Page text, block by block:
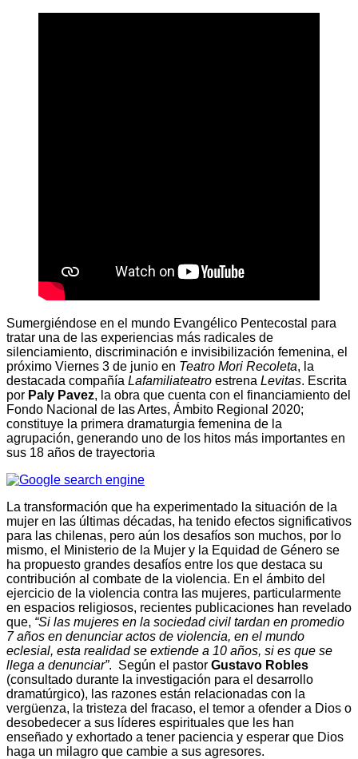
Sumergiéndose en el mundo Evangélico Pentecostal para
tratar una de las experiencias más radicales de
silenciamiento, discriminación e invisibilización femenina, el
próximo Viernes 3 de junio en Teatro Mori Recoleta, la
destacada compañía Lafamiliateatro estrena Levitas. Escrita
por Paly Pavez, la obra que cuenta con el financiamiento del
Fondo Nacional de las Artes, Ámbito Regional 2020;
constituye la primera dramaturgia femenina de la
agrupación, generando uno de los hitos más importantes en
sus 18 años de trayectoria
La transformación que ha experimentado la situación de la
mujer en las últimas décadas, ha tenido efectos significativos
para las chilenas, pero aún los desafíos son muchos, por lo
mismo, el Ministerio de la Mujer y la Equidad de Género se
ha propuesto grandes desafíos entre los que destaca su
contribución al combate de la violencia. En el ámbito del
ejercicio de la violencia contra las mujeres, particularmente
en espacios religiosos, recientes publicaciones han revelado
que, “Si las mujeres en la sociedad civil tardan en promedio
7 años en denunciar actos de violencia, en el mundo
eclesial, esta realidad se extiende a 10 años, si es que se
llega a denunciar”. Según el pastor Gustavo Robles
(consultado durante la investigación para el desarrollo
dramatúrgico), las razones están relacionadas con la
vergüenza, la tristeza del fracaso, el temor a ofender a Dios o
desobedecer a sus líderes espirituales que les han
enseñado y exhortado a tener paciencia y esperar que Dios
haga un milagro que cambie a sus agresores.